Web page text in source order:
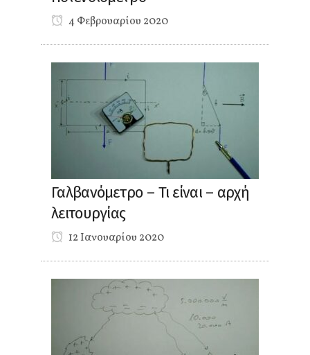
4 Φεβρουαρίου 2020
Γαλβανόμετρο – Τι είναι – αρχή
λειτουργίας
12 Ιανουαρίου 2020